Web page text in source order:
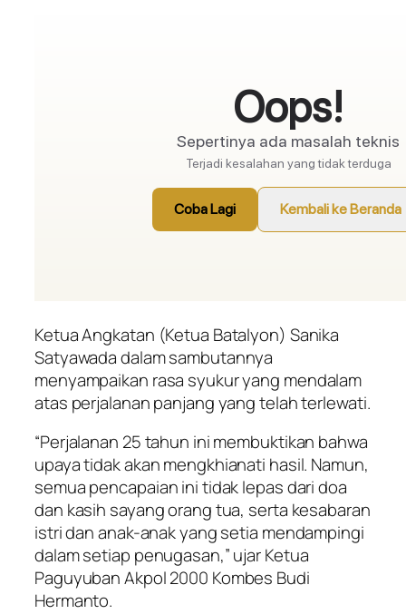
Ketua Angkatan (Ketua Batalyon) Sanika
Satyawada dalam sambutannya
menyampaikan rasa syukur yang mendalam
atas perjalanan panjang yang telah terlewati.
“Perjalanan 25 tahun ini membuktikan bahwa
upaya tidak akan mengkhianati hasil. Namun,
semua pencapaian ini tidak lepas dari doa
dan kasih sayang orang tua, serta kesabaran
istri dan anak-anak yang setia mendampingi
dalam setiap penugasan,” ujar Ketua
Paguyuban Akpol 2000 Kombes Budi
Hermanto.